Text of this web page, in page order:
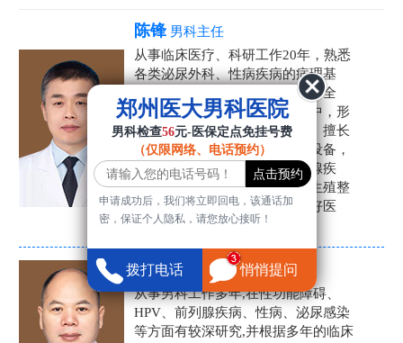
陈锋 男科主任
从事临床医疗、科研工作20年，熟悉
各类泌尿外科、性病疾病的病理基
础，诊断治疗和临床操作，技术全
面。在男科疾病的诊断和诊疗中，形
成了一套独具特色的诊疗方案。擅长
运用国内外先进的医学技术和设备，
科学诊疗各类阳痿早泄、前列腺疾
病、射精障碍、性病、HPV、生殖整
形等疾病，是患者非常信赖的好医
生。
张营富
男科主任
从事男科工作多年,在性功能障碍、
HPV、前列腺疾病、性病、泌尿感染
等方面有较深研究,并根据多年的临床
郑州医大男科医院
男科检查56元-医保定点免挂号费
（仅限网络、电话预约）
申请成功后，我们将立即回电，该通话加
密，保证个人隐私，请您放心接听！
拨打电话 悄悄提问